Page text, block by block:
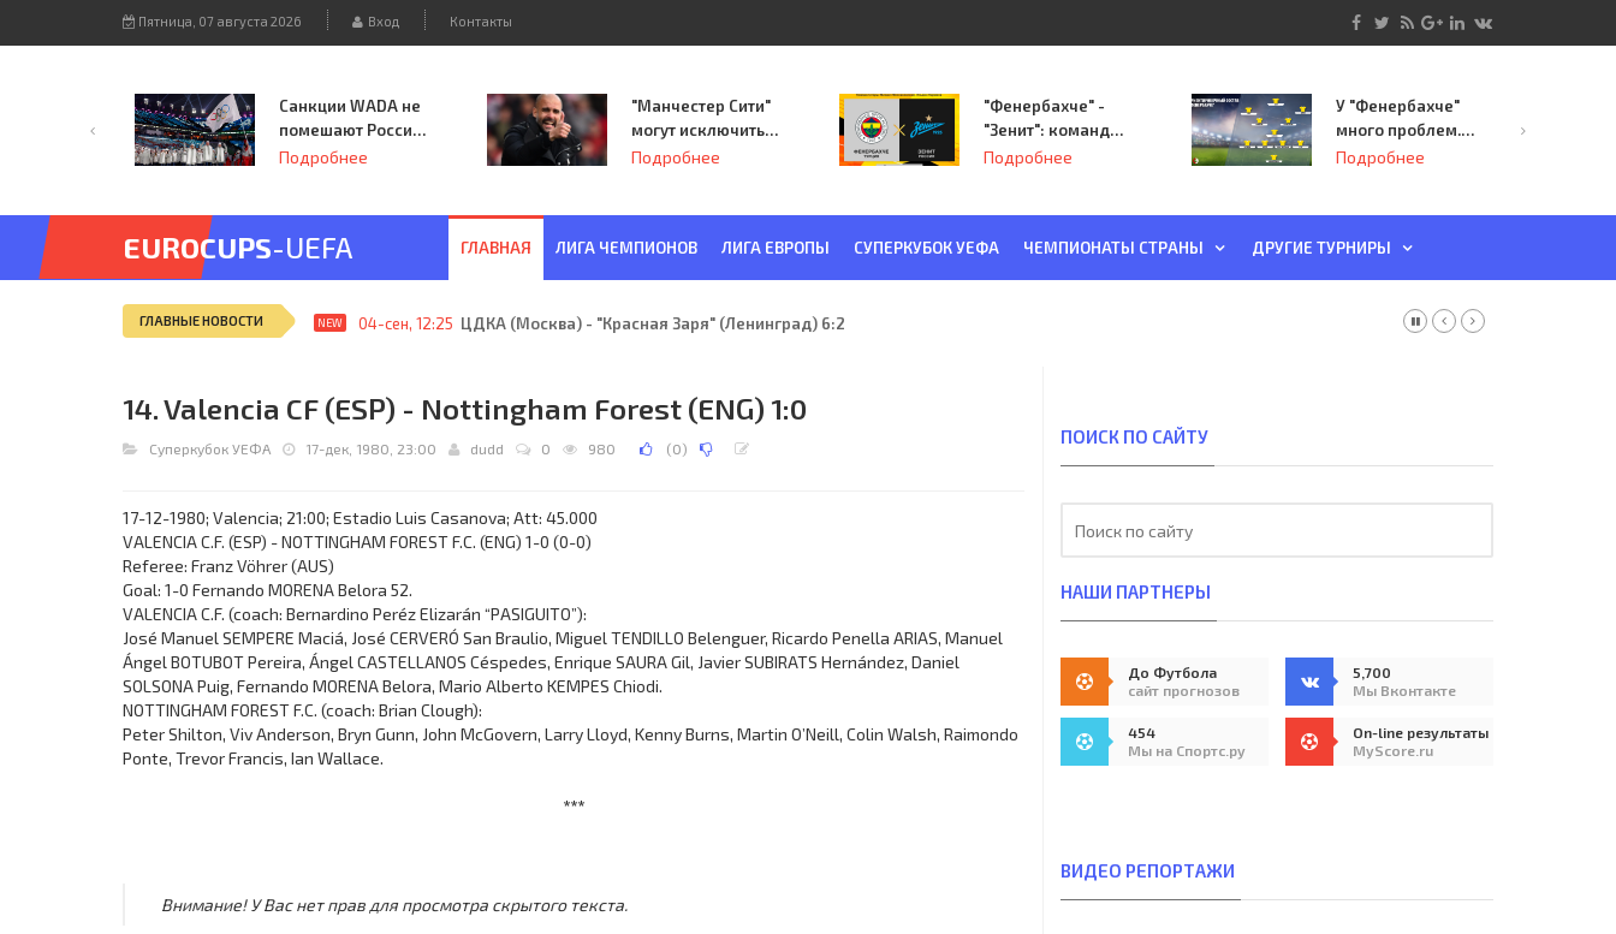
Пятница, 07 августа 2026 Вход Контакты
Санкции WADA не
помешают России
принять
Подробнее
"Манчестер Сити"
могут исключить
из Лиги
Подробнее
"Фенербахче" -
"Зенит": команда
Семака начинает
Подробнее
У "Фенербахче"
много проблем.
Но он опасен для
Подробнее
EUROCUPS-UEFA ГЛАВНАЯ ЛИГА ЧЕМПИОНОВ ЛИГА ЕВРОПЫ СУПЕРКУБОК УЕФА ЧЕМПИОНАТЫ СТРАНЫ ДРУГИЕ ТУРНИРЫ
ГЛАВНЫЕ НОВОСТИ NEW 04-сен, 12:25 ЦДКА (Москва) - "Красная Заря" (Ленинград) 6:2
14. Valencia CF (ESP) - Nottingham Forest (ENG) 1:0
Суперкубок УЕФА 17-дек, 1980, 23:00 dudd 0 980 (0)
17-12-1980; Valencia; 21:00; Estadio Luis Casanova; Att: 45.000
VALENCIA C.F. (ESP) - NOTTINGHAM FOREST F.C. (ENG) 1-0 (0-0)
Referee: Franz Vöhrer (AUS)
Goal: 1-0 Fernando MORENA Belora 52.
VALENCIA C.F. (coach: Bernardino Peréz Elizarán “PASIGUITO”):
José Manuel SEMPERE Maciá, José CERVERÓ San Braulio, Miguel TENDILLO Belenguer, Ricardo Penella ARIAS, Manuel
Ángel BOTUBOT Pereira, Ángel CASTELLANOS Céspedes, Enrique SAURA Gil, Javier SUBIRATS Hernández, Daniel
SOLSONA Puig, Fernando MORENA Belora, Mario Alberto KEMPES Chiodi.
NOTTINGHAM FOREST F.C. (coach: Brian Clough):
Peter Shilton, Viv Anderson, Bryn Gunn, John McGovern, Larry Lloyd, Kenny Burns, Martin O’Neill, Colin Walsh, Raimondo
Ponte, Trevor Francis, Ian Wallace.
***
Внимание! У Вас нет прав для просмотра скрытого текста.
ПОИСК ПО САЙТУ
НАШИ ПАРТНЕРЫ
До Футбола
сайт прогнозов
5,700
Мы Вконтакте
454
Мы на Спортс.ру
On-line результаты
MyScore.ru
ВИДЕО РЕПОРТАЖИ